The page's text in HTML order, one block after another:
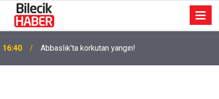
16:40 Abbaslık'ta korkutan yangın!